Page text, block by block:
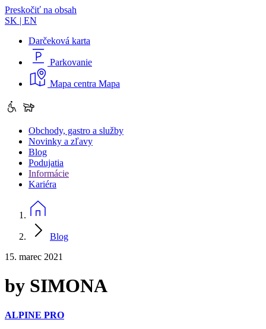
Preskočiť na obsah
SK | EN
Darčeková karta
Parkovanie
Mapa centra Mapa
Obchody, gastro a služby
Novinky a zľavy
Blog
Podujatia
Informácie
Kariéra
Blog
15. marec 2021
by SIMONA
ALPINE PRO